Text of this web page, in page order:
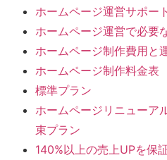
ホームページ運営サポート
ホームページ運営で必要
ホームページ制作費用と
ホームページ制作料金表
標準プラン
ホームページリニューア
束プラン
140%以上の売上UPを保